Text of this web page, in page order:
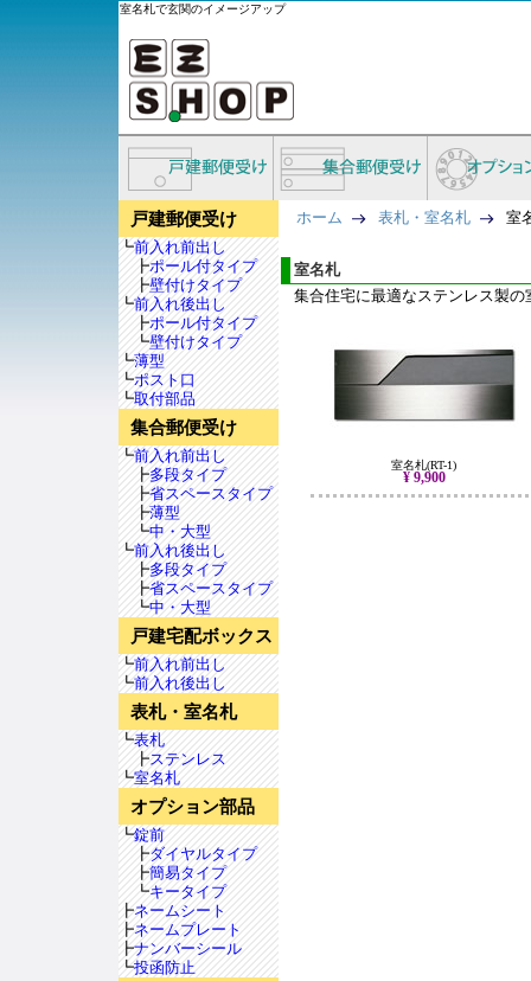
室名札で玄関のイメージアップ
戸建郵便受け
┗前入れ前出し
┣ポール付タイプ
┣壁付けタイプ
┗前入れ後出し
┣ポール付タイプ
┗壁付けタイプ
┗薄型
┗ポスト口
┗取付部品
集合郵便受け
┗前入れ前出し
┣多段タイプ
┣省スペースタイプ
┣薄型
┗中・大型
┗前入れ後出し
┣多段タイプ
┣省スペースタイプ
┗中・大型
戸建宅配ボックス
┗前入れ前出し
┗前入れ後出し
表札・室名札
┗表札
┣ステンレス
┗室名札
オプション部品
┗錠前
┣ダイヤルタイプ
┣簡易タイプ
┗キータイプ
┣ネームシート
┣ネームプレート
┣ナンバーシール
┗投函防止
ホーム 表札・室名札 室
室名札
集合住宅に最適なステンレス製の
室名札(RT-1)
¥ 9,900